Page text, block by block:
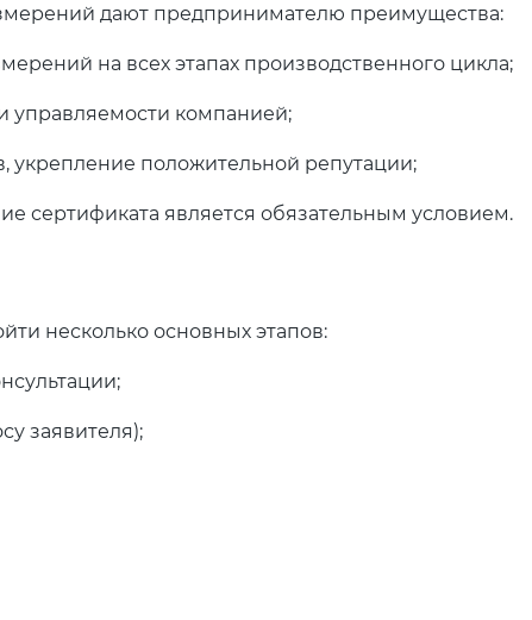
дают предпринимателю преимущества:
на всех этапах производственного цикла;
управляемости компанией;
положительной репутации;
сертификата является обязательным условием.
несколько основных этапов:
заявителя);